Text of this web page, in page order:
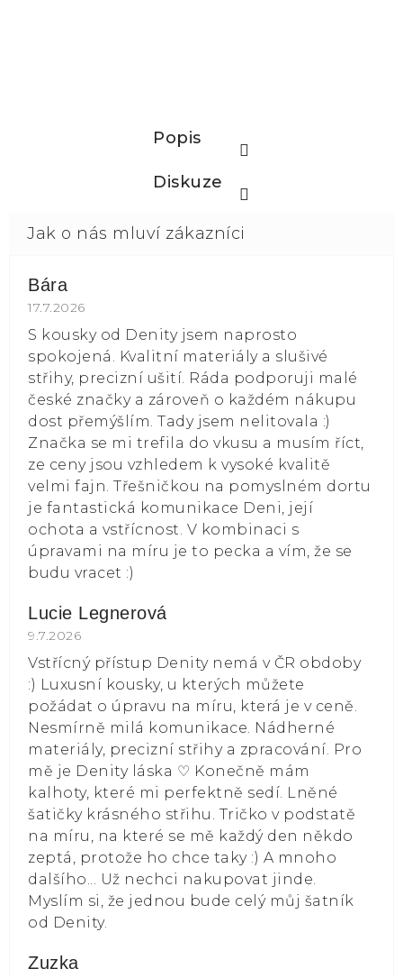
Popis
Diskuze
Bára
Hodnocení obchodu je 5 z 5 hvězdiček.
17.7.2026
S kousky od Denity jsem naprosto
spokojená. Kvalitní materiály a slušivé
střihy, precizní ušití. Ráda podporuji malé
české značky a zároveň o každém nákupu
dost přemýšlím. Tady jsem nelitovala :)
Značka se mi trefila do vkusu a musím říct,
ze ceny jsou vzhledem k vysoké kvalitě
velmi fajn. Třešničkou na pomyslném dortu
je fantastická komunikace Deni, její
ochota a vstřícnost. V kombinaci s
úpravami na míru je to pecka a vím, že se
budu vracet :)
Lucie Legnerová
Hodnocení obchodu je 5 z 5 hvězdiček.
9.7.2026
Vstřícný přístup Denity nemá v ČR obdoby
:) Luxusní kousky, u kterých můžete
požádat o úpravu na míru, která je v ceně.
Nesmírně milá komunikace. Nádherné
materiály, precizní střihy a zpracování. Pro
mě je Denity láska ⁠♡ Konečně mám
kalhoty, které mi perfektně sedí. Lněné
šatičky krásného střihu. Tričko v podstatě
na míru, na které se mě každý den někdo
zeptá, protože ho chce taky :) A mnoho
dalšího... Už nechci nakupovat jinde.
Myslím si, že jednou bude celý můj šatník
od Denity.
Zuzka